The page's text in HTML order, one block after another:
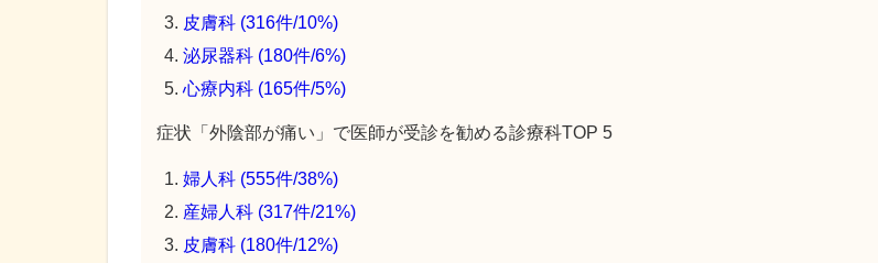
皮膚科 (316件/10%)
泌尿器科 (180件/6%)
心療内科 (165件/5%)
症状「外陰部が痛い」で医師が受診を勧める診療科TOP 5
婦人科 (555件/38%)
産婦人科 (317件/21%)
皮膚科 (180件/12%)